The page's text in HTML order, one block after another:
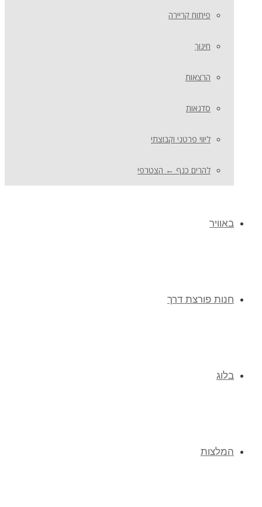
פיתוח קריירה
חינוך
הרצאות
סדנאות
ליווי פרטני וקבוצתי
להרים כנף ← הצטרפי
באוויר
חנות פורצת דרך
בלוג
המלצות